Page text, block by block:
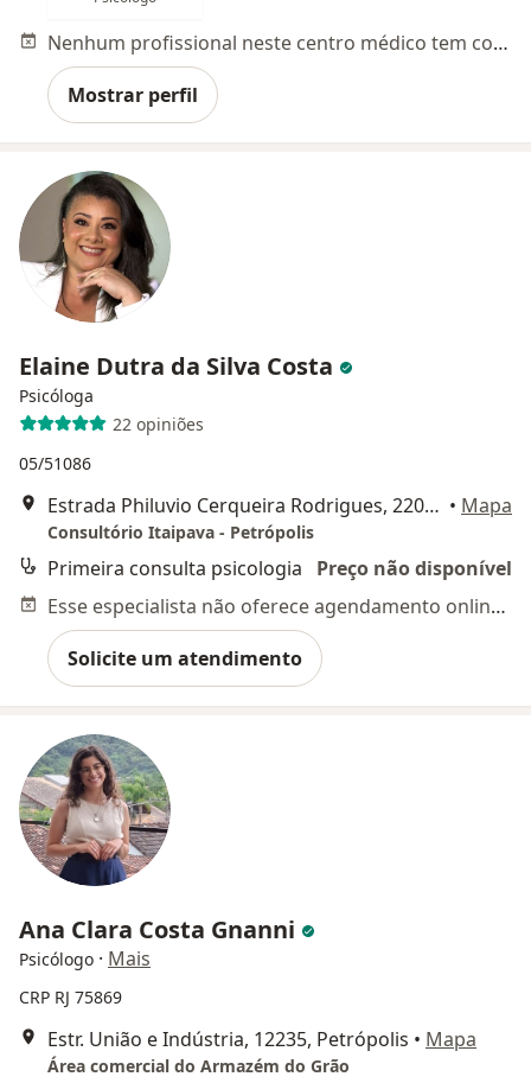
Nenhum profissional neste centro médico tem consultas disponíveis
Mostrar perfil
Elaine Dutra da Silva Costa
Psicóloga
22 opiniões
05/51086
Estrada Philuvio Cerqueira Rodrigues, 2200 - Petrópolis, Petrópolis • Mapa
Consultório Itaipava - Petrópolis
Primeira consulta psicologia
Preço não disponível
Esse especialista não oferece agendamento online para esse endereço.
Solicite um atendimento
Ana Clara Costa Gnanni
Psicólogo · Mais
CRP RJ 75869
Estr. União e Indústria, 12235, Petrópolis • Mapa
Área comercial do Armazém do Grão